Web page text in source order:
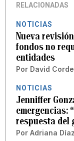
RELACIONADAS
NOTICIAS
Nueva
fondos no
entidades
Por David
NOTICIAS
Jenniffer
emergencias:
respuesta del
Por Adriana